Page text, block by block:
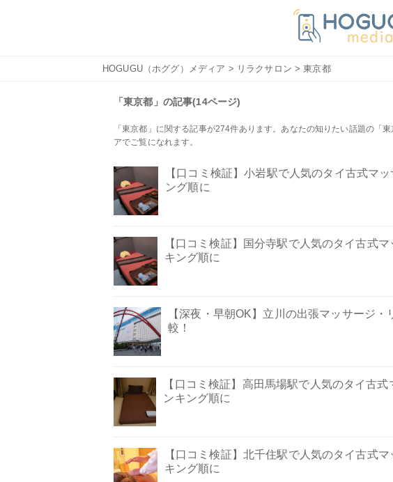
HOGUGU（ホググ）メディア > リラクサロン > 東京都
「東京都」の記事(14ページ)
「東京都」に関する記事が274件あります。あなたの知りたい話題の「
アでご覧になれます。
【口コミ検証】小岩駅で人気のタイ古式マ
ング順に
【口コミ検証】国分寺駅で人気のタイ古式
キング順に
【深夜・早朝OK】立川の出張マッサージ
較！
【口コミ検証】高田馬場駅で人気のタイ古
ンキング順に
【口コミ検証】北千住駅で人気のタイ古式
キング順に